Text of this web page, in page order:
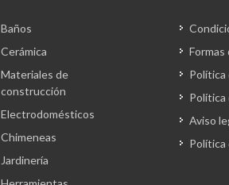
Baños
Cerámica
Materiales de
construcción
Electrodomésticos
Chimeneas
Jardinería
Formas
Política
Política
Aviso
Política